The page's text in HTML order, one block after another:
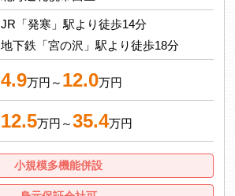
JR「発寒」駅より徒歩14分
地下鉄「宮の沢」駅より徒歩18分
4.9万円～ 12.0万円
12.5万円～35.4万円
小規模多機能併設